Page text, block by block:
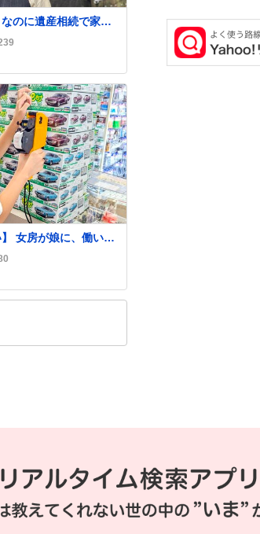
のに遺産相続で家も
】 女房が娘に、働いた
言ったら、娘は、い
働いてくれました。
ってやろうと思いま